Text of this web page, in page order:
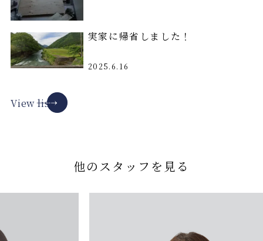
実家に帰省しました！
2025.6.16
View list
他のスタッフを見る